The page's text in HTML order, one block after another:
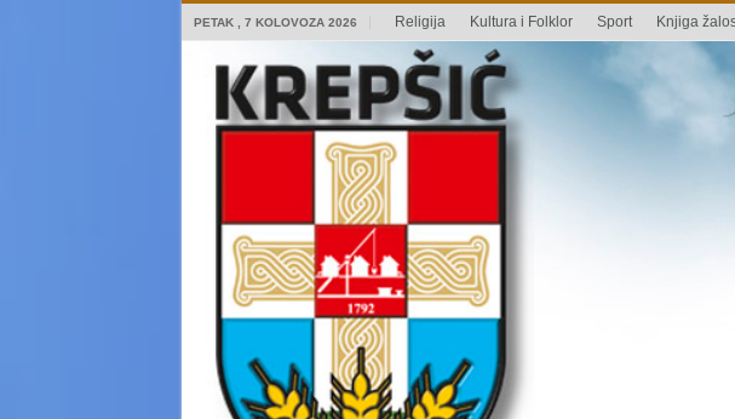
PETAK , 7 KOLOVOZA 2026 Religija Kultura i Folklor Sport Knjiga